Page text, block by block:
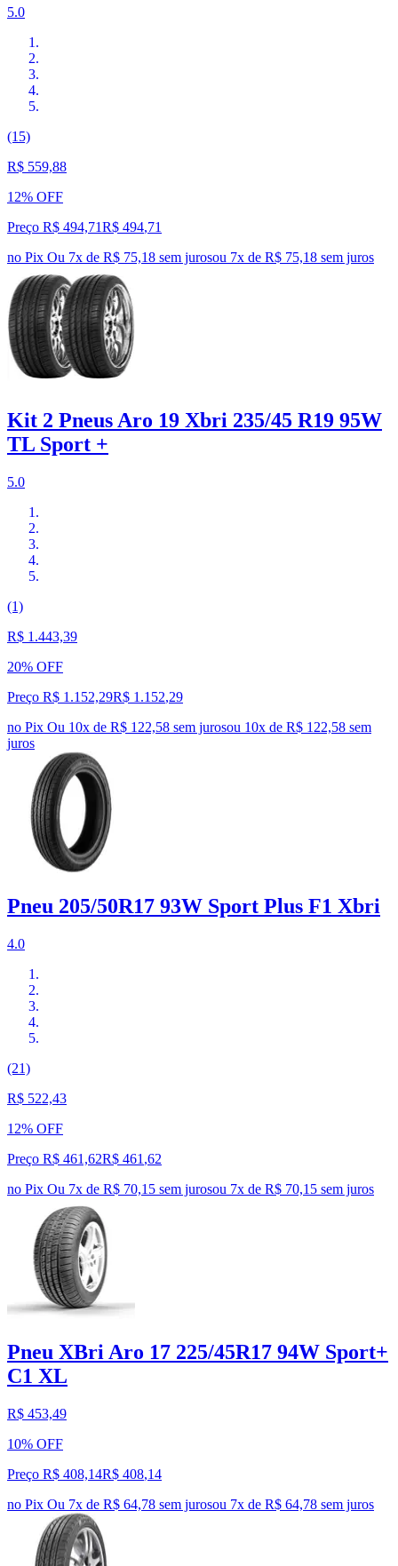
5.0
(15)
R$ 559,88
12% OFF
Preço R$ 494,71R$ 494,71
no Pix Ou 7x de R$ 75,18 sem jurosou 7x de R$ 75,18 sem juros
Kit 2 Pneus Aro 19 Xbri 235/45 R19 95W
TL Sport +
5.0
(1)
R$ 1.443,39
20% OFF
Preço R$ 1.152,29R$ 1.152,29
no Pix Ou 10x de R$ 122,58 sem jurosou 10x de R$ 122,58 sem
juros
Pneu 205/50R17 93W Sport Plus F1 Xbri
4.0
(21)
R$ 522,43
12% OFF
Preço R$ 461,62R$ 461 ,62
no Pix Ou 7x de R$ 70,15 sem jurosou 7x de R$ 70,15 sem juros
Pneu XBri Aro 17 225/45R17 94W Sport+
C1 XL
R$ 453,49
10% OFF
Preço R$ 408,14R$ 408,14
no Pix Ou 7x de R$ 64,78 sem jurosou 7x de R$ 64,78 sem juros